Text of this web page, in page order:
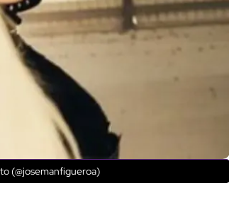
(@josemanfigueroa)